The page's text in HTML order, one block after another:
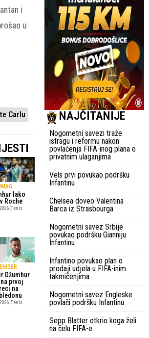
i
u
Carlu
lako
Roche
Tenis
Džumhur
prvoj
na
Tenis
NAJČITANIJE
Nogometni savezi traže
istragu i reformu nakon
povlačenja FIFA-inog plana o
privatnim ulaganjima
Vels prvi povukao podršku
Infantinu
Chelsea doveo Valentina
Barca iz Strasbourga
Nogometni savez Srbije
povukao podršku Gianniju
Infantinu
Infantino povukao plan o
prodaji udjela u FIFA-inim
takmičenjima
Nogometni savez Engleske
povlači podršku Infantinu
Sepp Blatter otkrio koga želi
na čelu FIFA-e